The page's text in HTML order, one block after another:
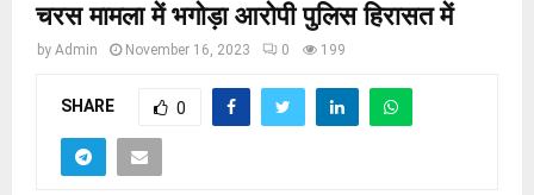
चरस मामला में भगोड़ा आरोपी पुलिस हिरासत में
by Admin November 16, 2023 0 199
SHARE 0